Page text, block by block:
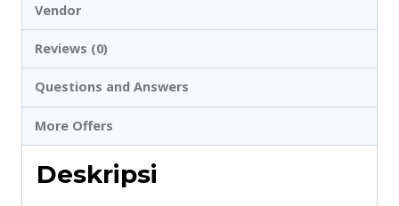
Vendor
Reviews (0)
Questions and Answers
More Offers
Deskripsi